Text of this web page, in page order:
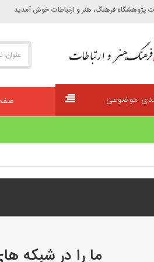
پژوهشگاه فرهنگ، هنر و ارتباطات خوش آمديد
موضوعی
ما را در شبکه